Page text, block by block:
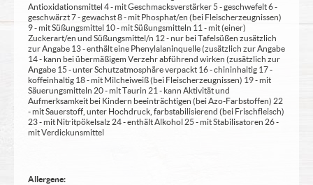
Antioxidationsmittel 4 - mit Geschmacksverstärker 5 - geschwefelt 6 -
geschwärzt 7 - gewachst 8 - mit Phosphat/en (bei Fleischerzeugnissen)
9 - mit Süßungsmittel 10 - mit Süßungsmitteln 11 - mit (einer)
Zuckerart/en und Süßungsmittel/n 12 - nur bei Tafelsüßen zusätzlich
zur Angabe 13 - enthält eine Phenylalaninquelle (zusätzlich zur Angabe
14 - kann bei übermäßigem Verzehr abführend wirken (zusätzlich zur
Angabe 15 - unter Schutzatmosphäre verpackt 16 - chininhaltig 17 -
koffeinhaltig 18 - mit Milcheiweiß (bei Fleischerzeugnissen) 19 - mit
Säuerungsmitteln 20 - mit Taurin 21 - kann Aktivität und
Aufmerksamkeit bei Kindern beeinträchtigen (bei Azo-Farbstoffen) 22
- mit Sauerstoff, unter Hochdruck, farbstabilisierend (bei Frischfleisch)
23 - mit Nitritpökelsalz 24 - enthält Alkohol 25 - mit Stabilisatoren 26 -
mit Verdickunsmittel
Allergene: